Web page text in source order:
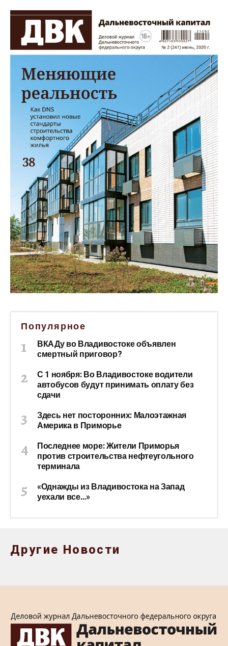
Популярное
ВКАДу во Владивостоке объявлен
смертный приговор?
С 1 ноября: Во Владивостоке водители
автобусов будут принимать оплату без
сдачи
Здесь нет посторонних: Малоэтажная
Америка в Приморье
Последнее море: Жители Приморья
против строительства нефтеугольного
терминала
«Однажды из Владивостока на Запад
уехали все…»
Другие Новости